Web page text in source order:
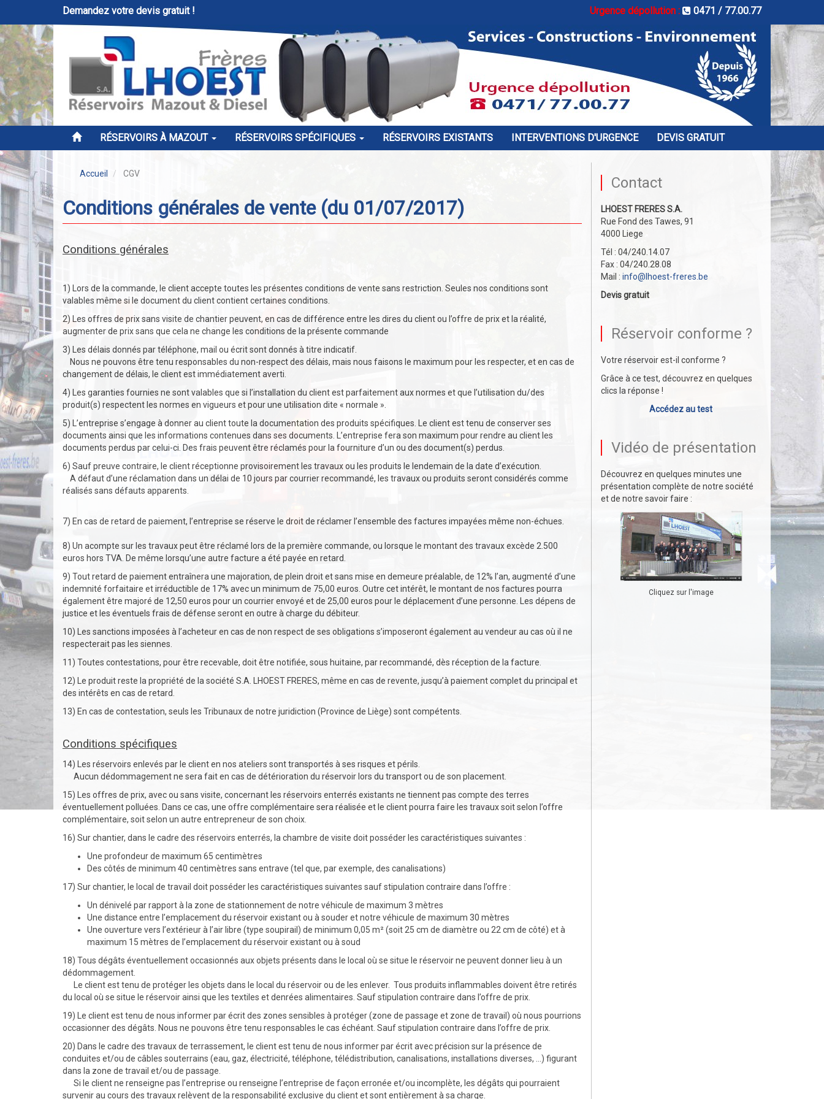
Demandez votre devis gratuit ! Urgence dépollution : 0471 / 77.00.77
RÉSERVOIRS À MAZOUT RÉSERVOIRS SPÉCIFIQUES RÉSERVOIRS EXISTANTS INTERVENTIONS D'URGENCE DEVIS GRATUIT
Accueil CGV
Conditions générales de vente (du 01/07/2017)
Conditions générales
1) Lors de la commande, le client accepte toutes les présentes conditions de vente sans restriction. Seules nos conditions sont
valables même si le document du client contient certaines conditions.
2) Les offres de prix sans visite de chantier peuvent, en cas de différence entre les dires du client ou l’offre de prix et la réalité,
augmenter de prix sans que cela ne change les conditions de la présente commande
3) Les délais donnés par téléphone, mail ou écrit sont donnés à titre indicatif.
Nous ne pouvons être tenu responsables du non-respect des délais, mais nous faisons le maximum pour les respecter, et en cas de
changement de délais, le client est immédiatement averti.
4) Les garanties fournies ne sont valables que si l’installation du client est parfaitement aux normes et que l’utilisation du/des
produit(s) respectent les normes en vigueurs et pour une utilisation dite « normale ».
5) L’entreprise s’engage à donner au client toute la documentation des produits spécifiques. Le client est tenu de conserver ses
documents ainsi que les informations contenues dans ses documents. L’entreprise fera son maximum pour rendre au client les
documents perdus par celui-ci. Des frais peuvent être réclamés pour la fourniture d’un ou des document(s) perdus.
6) Sauf preuve contraire, le client réceptionne provisoirement les travaux ou les produits le lendemain de la date d’exécution.
A défaut d’une réclamation dans un délai de 10 jours par courrier recommandé, les travaux ou produits seront considérés comme
réalisés sans défauts apparents.
7) En cas de retard de paiement, l’entreprise se réserve le droit de réclamer l’ensemble des factures impayées même non-échues.
8) Un acompte sur les travaux peut être réclamé lors de la première commande, ou lorsque le montant des travaux excède 2.500
euros hors TVA. De même lorsqu’une autre facture a été payée en retard.
9) Tout retard de paiement entraînera une majoration, de plein droit et sans mise en demeure préalable, de 12% l’an, augmenté d’une
indemnité forfaitaire et irréductible de 17% avec un minimum de 75,00 euros. Outre cet intérêt, le montant de nos factures pourra
également être majoré de 12,50 euros pour un courrier envoyé et de 25,00 euros pour le déplacement d’une personne. Les dépens de
justice et les éventuels frais de défense seront en outre à charge du débiteur.
10) Les sanctions imposées à l’acheteur en cas de non respect de ses obligations s’imposeront également au vendeur au cas où il ne
respecterait pas les siennes.
11) Toutes contestations, pour être recevable, doit être notifiée, sous huitaine, par recommandé, dès réception de la facture.
12) Le produit reste la propriété de la société S.A. LHOEST FRERES, même en cas de revente, jusqu’à paiement complet du principal et
des intérêts en cas de retard.
13) En cas de contestation, seuls les Tribunaux de notre juridiction (Province de Liège) sont compétents.
Conditions spécifiques
14) Les réservoirs enlevés par le client en nos ateliers sont transportés à ses risques et périls.
Aucun dédommagement ne sera fait en cas de détérioration du réservoir lors du transport ou de son placement.
15) Les offres de prix, avec ou sans visite, concernant les réservoirs enterrés existants ne tiennent pas compte des terres
éventuellement polluées. Dans ce cas, une offre complémentaire sera réalisée et le client pourra faire les travaux soit selon l’offre
complémentaire, soit selon un autre entrepreneur de son choix.
16) Sur chantier, dans le cadre des réservoirs enterrés, la chambre de visite doit posséder les caractéristiques suivantes :
Une profondeur de maximum 65 centimètres
Des côtés de minimum 40 centimètres sans entrave (tel que, par exemple, des canalisations)
17) Sur chantier, le local de travail doit posséder les caractéristiques suivantes sauf stipulation contraire dans l’offre :
Un dénivelé par rapport à la zone de stationnement de notre véhicule de maximum 3 mètres
Une distance entre l’emplacement du réservoir existant ou à souder et notre véhicule de maximum 30 mètres
Une ouverture vers l’extérieur à l’air libre (type soupirail) de minimum 0,05 m² (soit 25 cm de diamètre ou 22 cm de côté) et à
maximum 15 mètres de l’emplacement du réservoir existant ou à soud
18) Tous dégâts éventuellement occasionnés aux objets présents dans le local où se situe le réservoir ne peuvent donner lieu à un
dédommagement.
Le client est tenu de protéger les objets dans le local du réservoir ou de les enlever. Tous produits inflammables doivent être retirés
du local où se situe le réservoir ainsi que les textiles et denrées alimentaires. Sauf stipulation contraire dans l’offre de prix.
19) Le client est tenu de nous informer par écrit des zones sensibles à protéger (zone de passage et zone de travail) où nous pourrions
occasionner des dégâts. Nous ne pouvons être tenu responsables le cas échéant. Sauf stipulation contraire dans l’offre de prix.
20) Dans le cadre des travaux de terrassement, le client est tenu de nous informer par écrit avec précision sur la présence de
conduites et/ou de câbles souterrains (eau, gaz, électricité, téléphone, télédistribution, canalisations, installations diverses, …) figurant
dans la zone de travail et/ou de passage.
Si le client ne renseigne pas l’entreprise ou renseigne l’entreprise de façon erronée et/ou incomplète, les dégâts qui pourraient
survenir au cours des travaux relèvent de la responsabilité exclusive du client et sont entièrement à sa charge.
Contact
LHOEST FRERES S.A.
Rue Fond des Tawes, 91
4000 Liege
Tél : 04/240.14.07
Fax : 04/240.28.08
Mail : info@lhoest-freres.be
Devis gratuit
Réservoir conforme ?
Votre réservoir est-il conforme ?
Grâce à ce test, découvrez en quelques
clics la réponse !
Accédez au test
Vidéo de présentation
Découvrez en quelques minutes une
présentation complète de notre société
et de notre savoir faire :
Cliquez sur l'image